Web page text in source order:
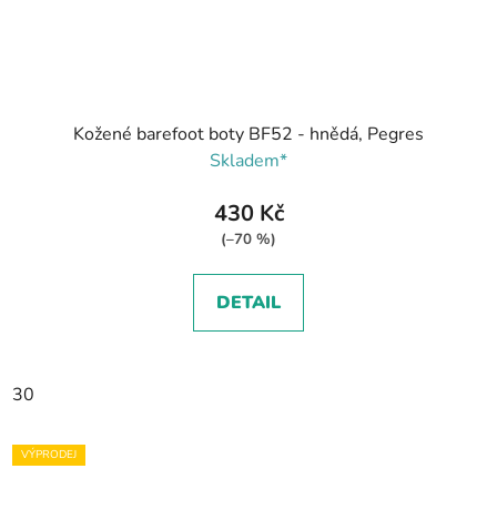
Kožené barefoot boty BF52 - hnědá, Pegres
Skladem*
430 Kč
(–70 %)
DETAIL
30
VÝPRODEJ